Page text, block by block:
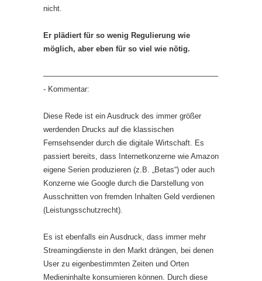
nicht.
Er plädiert für so wenig Regulierung wie
möglich, aber eben für so viel wie nötig.
———————————————————————
- Kommentar:
Diese Rede ist ein Ausdruck des immer größer
werdenden Drucks auf die klassischen
Fernsehsender durch die digitale Wirtschaft. Es
passiert bereits, dass Internetkonzerne wie Amazon
eigene Serien produzieren (z.B. „Betas“) oder auch
Konzerne wie Google durch die Darstellung von
Ausschnitten von fremden Inhalten Geld verdienen
(Leistungsschutzrecht).
Es ist ebenfalls ein Ausdruck, dass immer mehr
Streamingdienste in den Markt drängen, bei denen
User zu eigenbestimmten Zeiten und Orten
Medieninhalte konsumieren können. Durch diese